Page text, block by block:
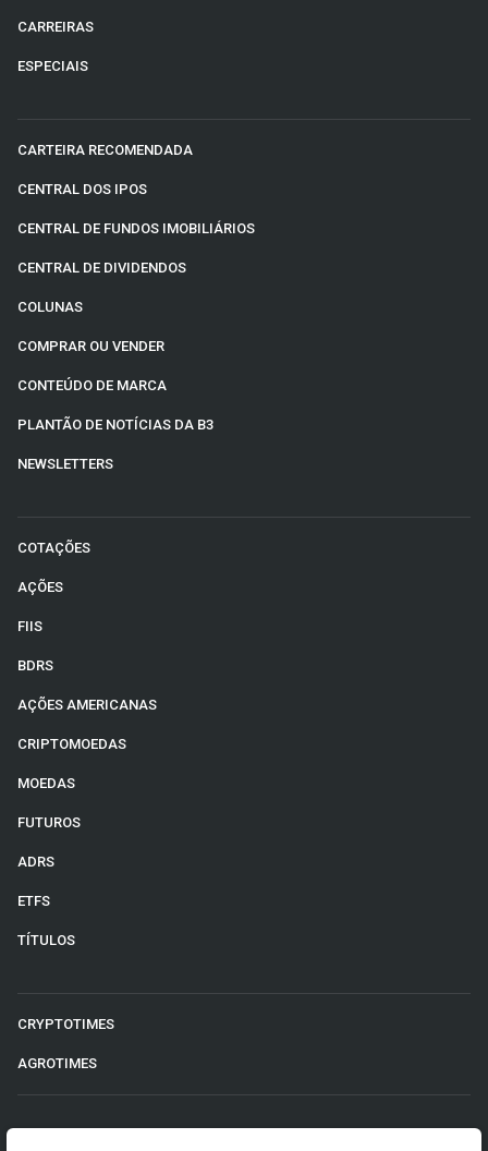
CARREIRAS
ESPECIAIS
CARTEIRA RECOMENDADA
CENTRAL DOS IPOS
CENTRAL DE FUNDOS IMOBILIÁRIOS
CENTRAL DE DIVIDENDOS
COLUNAS
COMPRAR OU VENDER
CONTEÚDO DE MARCA
PLANTÃO DE NOTÍCIAS DA B3
NEWSLETTERS
COTAÇÕES
AÇÕES
FIIS
BDRS
AÇÕES AMERICANAS
CRIPTOMOEDAS
MOEDAS
FUTUROS
ADRS
ETFS
TÍTULOS
CRYPTOTIMES
AGROTIMES